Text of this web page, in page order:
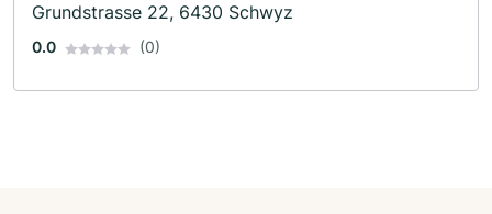
Grundstrasse 22, 6430 Schwyz
0.0 (0)